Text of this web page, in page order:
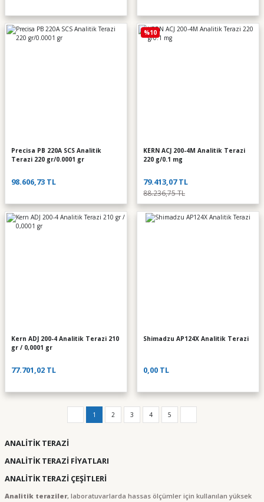
Precisa PB 220A SCS Analitik
Terazi 220 gr/0.0001 gr
98.606,73 TL
%10
KERN ACJ 200-4M Analitik Terazi
220 g/0.1 mg
79.413,07 TL
88.236,75 TL
Kern ADJ 200-4 Analitik Terazi 210
gr / 0,0001 gr
77.701,02 TL
Shimadzu AP124X Analitik Terazi
0,00 TL
1 2 3 4 5
ANALİTİK TERAZİ
ANALİTİK TERAZİ FİYATLARI
ANALİTİK TERAZİ ÇEŞİTLERİ
Analitik teraziler, laboratuvarlarda hassas ölçümler için kullanılan yüksek